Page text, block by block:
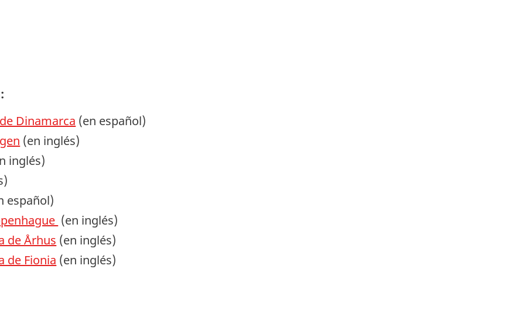
Dinamarca (en español)
(en inglés)
inglés)
español)
(en inglés)
de Århus (en inglés)
de Fionia (en inglés)